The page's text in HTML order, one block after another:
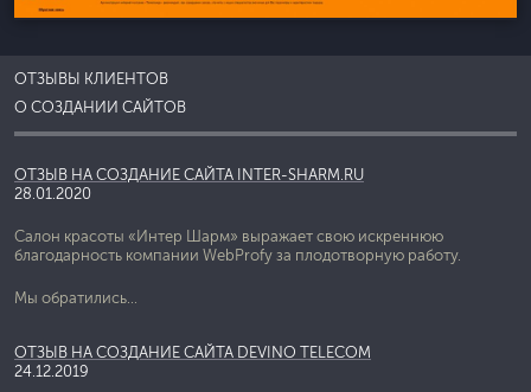
ОТЗЫВЫ КЛИЕНТОВ
О СОЗДАНИИ САЙТОВ
ОТЗЫВ НА СОЗДАНИЕ САЙТА INTER-SHARM.RU
28.01.2020
Салон красоты «Интер Шарм» выражает свою искреннюю
благодарность компании WebProfy за плодотворную работу.
Мы обратились...
ОТЗЫВ НА СОЗДАНИЕ САЙТА DEVINO TELECOM
24.12.2019